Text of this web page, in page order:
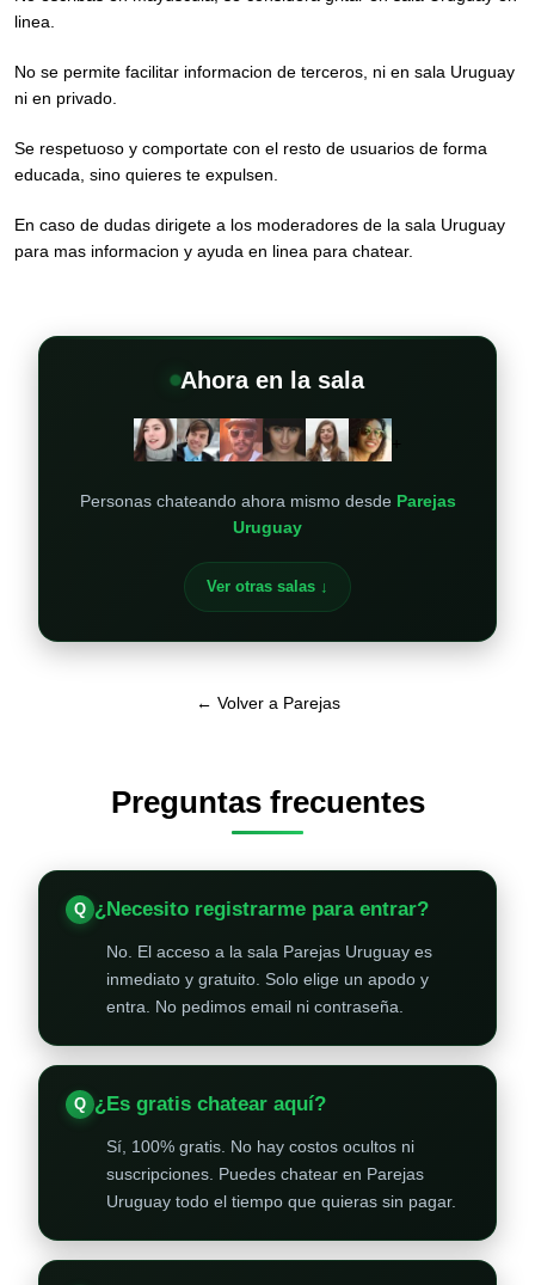
linea.
No se permite facilitar informacion de terceros, ni en sala Uruguay
ni en privado.
Se respetuoso y comportate con el resto de usuarios de forma
educada, sino quieres te expulsen.
En caso de dudas dirigete a los moderadores de la sala Uruguay
para mas informacion y ayuda en linea para chatear.
Ahora en la sala
Personas chateando ahora mismo desde Parejas
Uruguay
Ver otras salas ↓
← Volver a Parejas
Preguntas frecuentes
¿Necesito registrarme para entrar?
No. El acceso a la sala Parejas Uruguay es
inmediato y gratuito. Solo elige un apodo y
entra. No pedimos email ni contraseña.
¿Es gratis chatear aquí?
Sí, 100% gratis. No hay costos ocultos ni
suscripciones. Puedes chatear en Parejas
Uruguay todo el tiempo que quieras sin pagar.